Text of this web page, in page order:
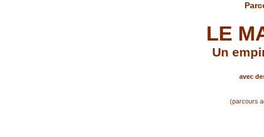
LE
Un
avec
(parcours